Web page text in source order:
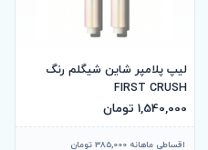
لیپ پلامپر شاین شیگلم رنگ
FIRST CRUSH
1,540,000 تومان
اقساطی ماهانه 385,000 تومان